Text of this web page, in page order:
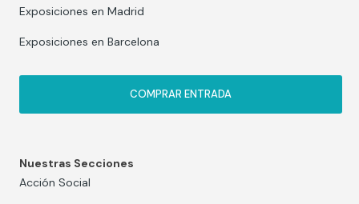
Exposiciones en Madrid
Exposiciones en Barcelona
COMPRAR ENTRADA
Nuestras Secciones
Acción Social